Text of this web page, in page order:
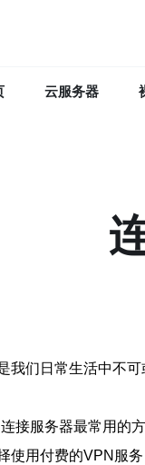
云服务器
我们日常生活中不
接服务器最常用的
使用付费的VPN服